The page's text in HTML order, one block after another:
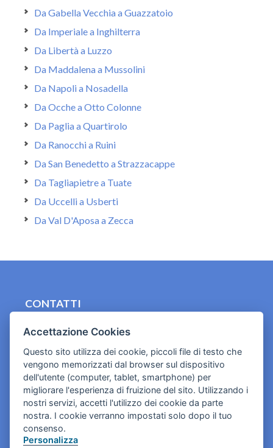
Da Gabella Vecchia a Guazzatoio
Da Imperiale a Inghilterra
Da Libertà a Luzzo
Da Maddalena a Mussolini
Da Napoli a Nosadella
Da Ocche a Otto Colonne
Da Paglia a Quartirolo
Da Ranocchi a Ruini
Da San Benedetto a Strazzacappe
Da Tagliapietre a Tuate
Da Uccelli a Usberti
Da Val D'Aposa a Zecca
CONTATTI
Cookies e informativa privacy
Accettazione Cookies
Questo sito utilizza dei cookie, piccoli file di testo che
vengono memorizzati dal browser sul dispositivo
dell'utente (computer, tablet, smartphone) per
migliorare l'esperienza di fruizione del sito. Utilizzando i
nostri servizi, accetti l'utilizzo dei cookie da parte
nostra. I cookie verranno impostati solo dopo il tuo
consenso.
Personalizza